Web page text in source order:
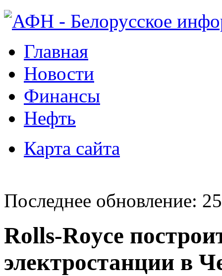
Главная
Новости
Финансы
Нефть
Карта сайта
Последнее обновление:
Rolls-Royce
электростанции в